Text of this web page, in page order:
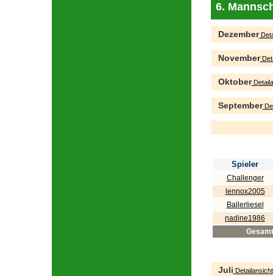
6.
Dezember
November
Oktober
September
Spieler
Challenger
lennox2005
Ballerliesel
nadine1986
Gesamt
Juli Detailansicht